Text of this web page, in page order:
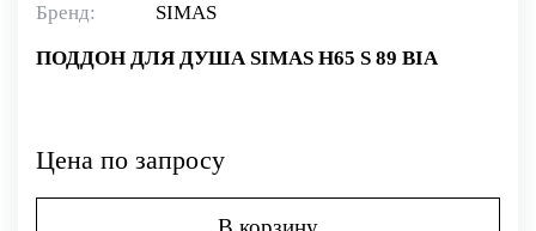
Бренд:
SIMAS
ПОДДОН ДЛЯ ДУША SIMAS H65 S 89 BIA
Цена по запросу